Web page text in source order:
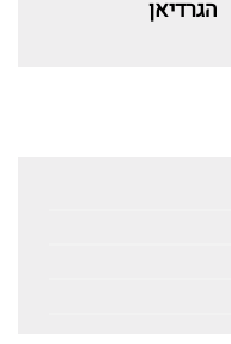
הגרדיאן